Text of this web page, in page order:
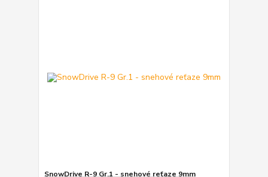
SnowDrive R-9 Gr.1 - snehové reťaze 9mm